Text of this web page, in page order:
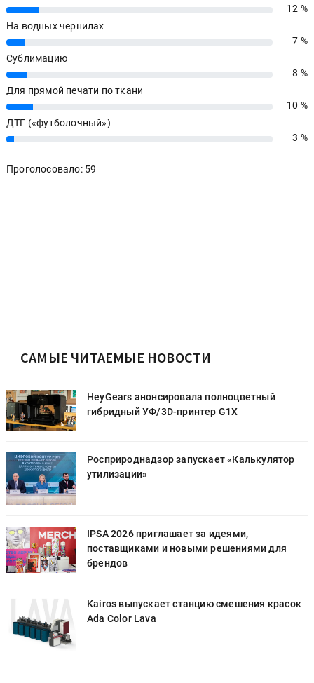
12%
12 %
На водных чернилах
7%
7 %
Сублимацию
8%
8 %
Для прямой печати по ткани
10%
10 %
ДТГ («футболочный»)
3% 3 %
Проголосовало: 59
САМЫЕ ЧИТАЕМЫЕ НОВОСТИ
HeyGears анонсировала полноцветный
гибридный УФ/3D-принтер G1X
Росприроднадзор запускает «Калькулятор
утилизации»
IPSA 2026 приглашает за идеями,
поставщиками и новыми решениями для
брендов
Kairos выпускает станцию смешения красок
Ada Color Lava